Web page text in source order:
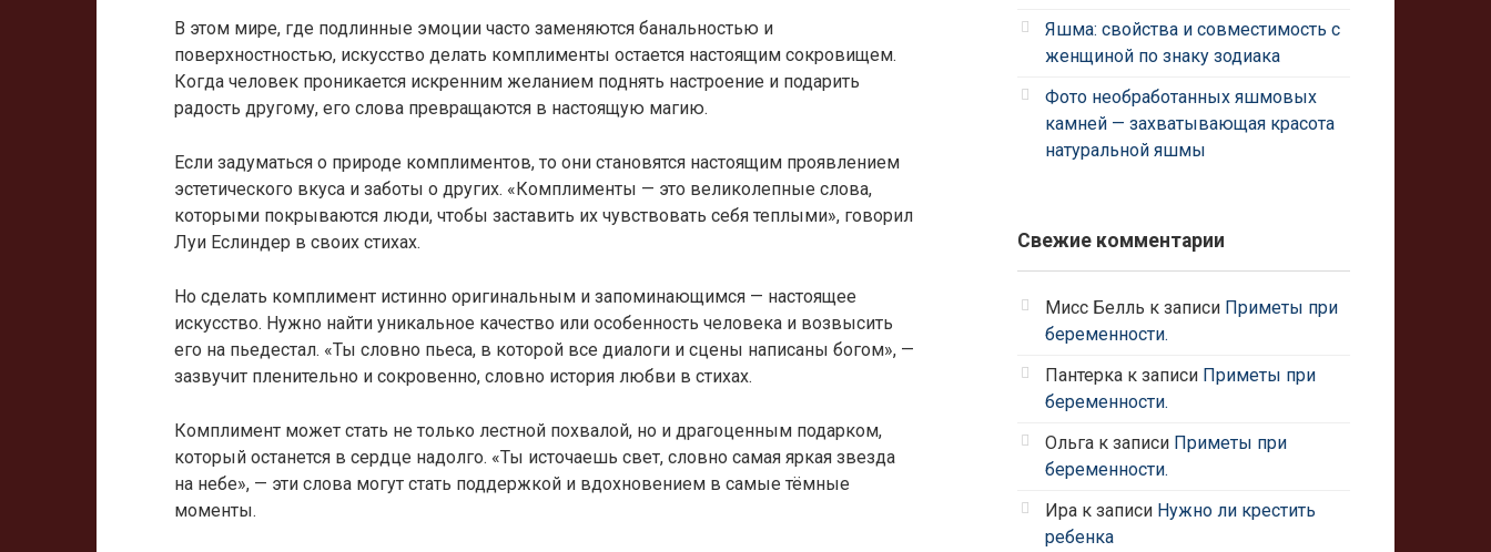
В этом мире, где подлинные эмоции часто заменяются банальностью и
поверхностностью, искусство делать комплименты остается настоящим сокровищем.
Когда человек проникается искренним желанием поднять настроение и подарить
радость другому, его слова превращаются в настоящую магию.
Если задуматься о природе комплиментов, то они становятся настоящим проявлением
эстетического вкуса и заботы о других. «Комплименты — это великолепные слова,
которыми покрываются люди, чтобы заставить их чувствовать себя теплыми», говорил
Луи Еслиндер в своих стихах.
Но сделать комплимент истинно оригинальным и запоминающимся — настоящее
искусство. Нужно найти уникальное качество или особенность человека и возвысить
его на пьедестал. «Ты словно пьеса, в которой все диалоги и сцены написаны богом», —
зазвучит пленительно и сокровенно, словно история любви в стихах.
Комплимент может стать не только лестной похвалой, но и драгоценным подарком,
который останется в сердце надолго. «Ты источаешь свет, словно самая яркая звезда
на небе», — эти слова могут стать поддержкой и вдохновением в самые тёмные
моменты.
Яшма: свойства и совместимость с
женщиной по знаку зодиака
Фото необработанных яшмовых
камней — захватывающая красота
натуральной яшмы
Свежие комментарии
Мисс Белль к записи Приметы при
беременности.
Пантерка к записи Приметы при
беременности.
Ольга к записи Приметы при
беременности.
Ира к записи Нужно ли крестить
ребенка